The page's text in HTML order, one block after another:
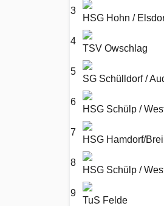
3
HSG Hohn /
4
TSV Owschlag
5
SG Schülldorf /
6
HSG Schülp /
7
HSG Hamdorf/
8
HSG Schülp /
9
TuS Felde